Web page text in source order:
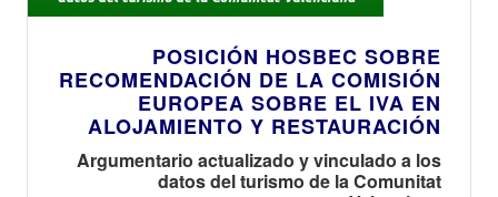
POSICIÓN HOSBEC SOBRE
RECOMENDACIÓN DE LA COMISIÓN
EUROPEA SOBRE EL IVA EN
ALOJAMIENTO Y RESTAURACIÓN
Argumentario actualizado y vinculado a los
datos del turismo de la Comunitat